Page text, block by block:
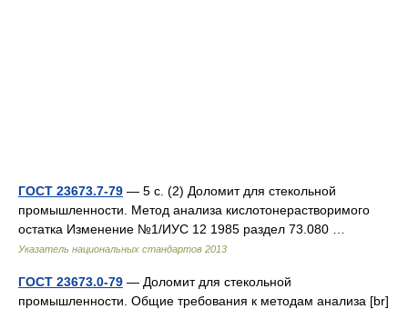
ГОСТ 23673.7-79 — 5 с. (2) Доломит для стекольной
промышленности. Метод анализа кислотонерастворимого
остатка Изменение №1/ИУС 12 1985 раздел 73.080 …
Указатель национальных стандартов 2013
ГОСТ 23673.0-79 — Доломит для стекольной
промышленности. Общие требования к методам анализа [br]